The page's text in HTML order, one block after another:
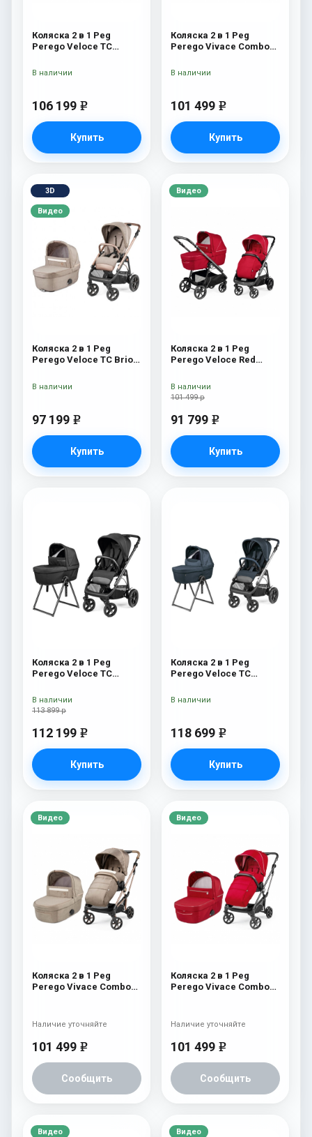
Коляска 2 в 1 Peg
Perego Veloce TC
106 199 e
Купить
В наличии
Коляска 2 в 1 Peg
Perego Vivace Combo
101 499 e
Купить
В наличии
3D
Видео
Коляска 2 в 1 Peg
Perego Veloce TC Brio
97 199 e
Купить
В наличии
Видео
Коляска 2 в 1 Peg
Perego Veloce Red
101 499 р
91 799 e
Купить
В наличии
Коляска 2 в 1 Peg
Perego Veloce TC
New
113 899 р
112 199 e
Купить
В наличии
Коляска 2 в 1 Peg
Perego Veloce TC
118 699 e
Купить
В наличии
Видео
Коляска 2 в 1 Peg
Perego Vivace Combo
101 499 e
Сообщить
Наличие уточняйте
Видео
Коляска 2 в 1 Peg
Perego Vivace Combo
101 499 e
Сообщить
Наличие уточняйте
Видео Видео